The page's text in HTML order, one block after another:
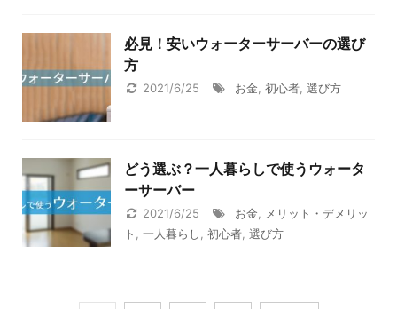
必見！安いウォーターサーバーの選び
方
2021/6/25 お金, 初心者, 選び方
どう選ぶ？一人暮らしで使うウォータ
ーサーバー
2021/6/25 お金, メリット・デメリッ
ト , 一人暮らし, 初心者, 選び方